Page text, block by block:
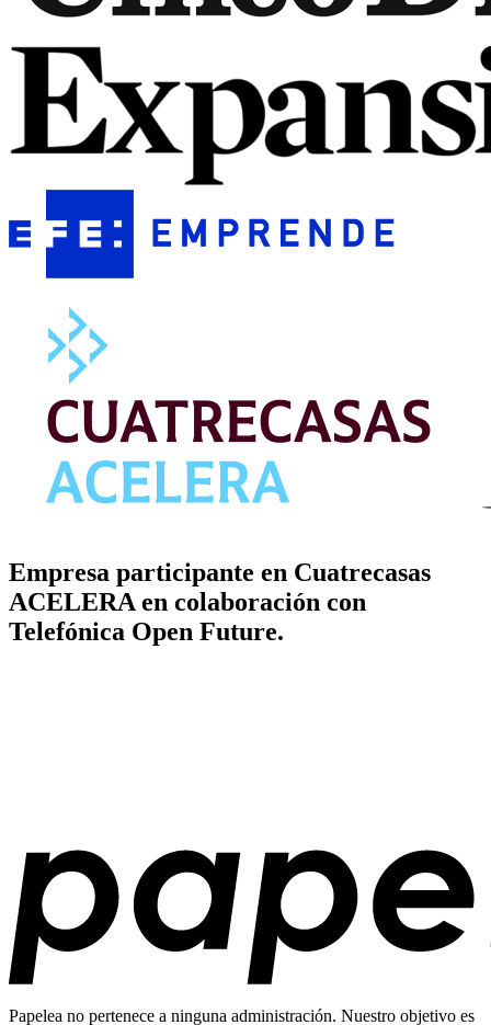
Empresa participante en Cuatrecasas
ACELERA en colaboración con
Telefónica Open Future.
Papelea no pertenece a ninguna administración. Nuestro objetivo es